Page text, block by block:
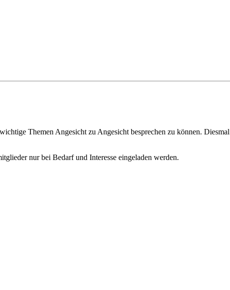
Themen Angesicht zu Angesicht besprechen zu können.
nur bei Bedarf und Interesse eingeladen werden.